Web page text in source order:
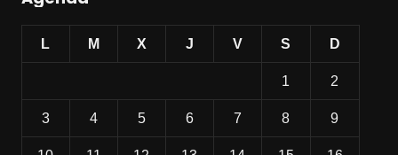
L M X J V S D
1 2
3 4 5 6 7 8 9